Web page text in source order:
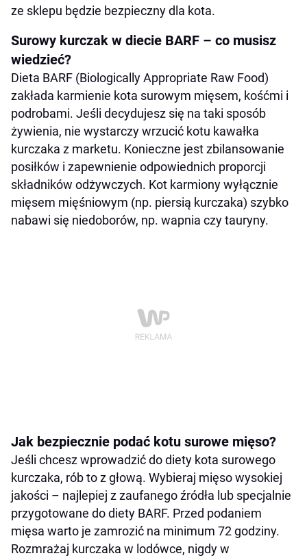
ze sklepu będzie bezpieczny dla kota.
Surowy kurczak w diecie BARF – co musisz
wiedzieć?
Dieta BARF (Biologically Appropriate Raw Food)
zakłada karmienie kota surowym mięsem, kośćmi i
podrobami. Jeśli decydujesz się na taki sposób
żywienia, nie wystarczy wrzucić kotu kawałka
kurczaka z marketu. Konieczne jest zbilansowanie
posiłków i zapewnienie odpowiednich proporcji
składników odżywczych. Kot karmiony wyłącznie
mięsem mięśniowym (np. piersią kurczaka) szybko
nabawi się niedoborów, np. wapnia czy tauryny.
Jak bezpiecznie podać kotu surowe mięso?
Jeśli chcesz wprowadzić do diety kota surowego
kurczaka, rób to z głową. Wybieraj mięso wysokiej
jakości – najlepiej z zaufanego źródła lub specjalnie
przygotowane do diety BARF. Przed podaniem
mięsa warto je zamrozić na minimum 72 godziny.
Rozmrażaj kurczaka w lodówce, nigdy w